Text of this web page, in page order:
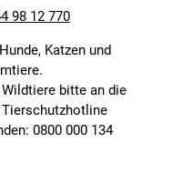
98 12 770
Katzen und
Wildtiere bitte an die
Tierschutzhotline
0800 000 134